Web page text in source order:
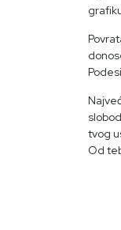
tvog
Od